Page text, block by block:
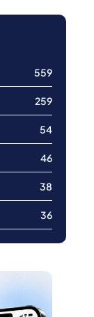
559
259
54
46
38
36